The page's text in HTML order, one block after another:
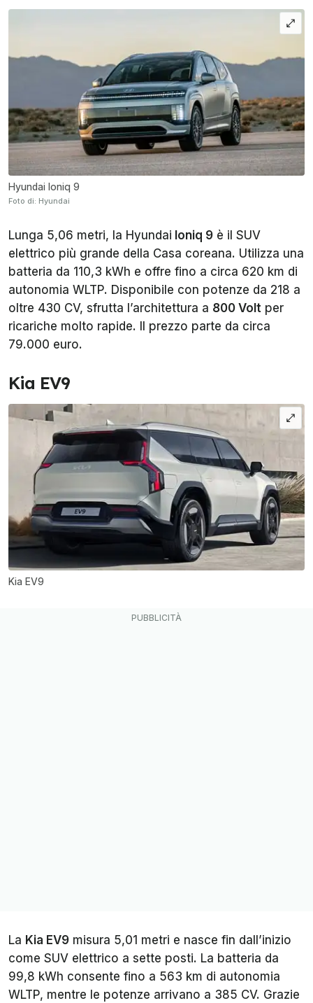
Hyundai Ioniq 9
Foto di: Hyundai
Lunga 5,06 metri, la Hyundai Ioniq 9 è il SUV
elettrico più grande della Casa coreana. Utilizza una
batteria da 110,3 kWh e offre fino a circa 620 km di
autonomia WLTP. Disponibile con potenze da 218 a
oltre 430 CV, sfrutta l’architettura a 800 Volt per
ricariche molto rapide. Il prezzo parte da circa
79.000 euro.
Kia EV9
Kia EV9
La Kia EV9 misura 5,01 metri e nasce fin dall’inizio
come SUV elettrico a sette posti. La batteria da
99,8 kWh consente fino a 563 km di autonomia
WLTP, mentre le potenze arrivano a 385 CV. Grazie